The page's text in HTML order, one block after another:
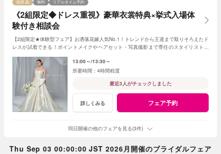
《2組限定◆ドレス重視》豪華衣裳特典×挙式入場体
験付き相談会
残席 無料 リアルタイム予約
【2組限定★体験型フェア】お洒落花嫁人気No.1！トレンドから王道まで取りそろえたド
レスが試着できる！ポイントメイクやヘアセット・写真撮影まで専任のスタイリストが
13:00～ 13:30～
4時間程度
最近3人がチェックしました
詳しくみる フェア予約
同日開催の他のフェアを見る(3件)
Thu Sep 03 00:00:00 JST 2026月開催のブライダルフェア